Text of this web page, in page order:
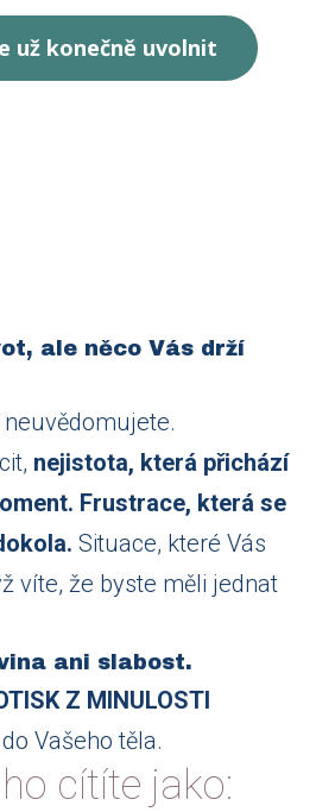
už konečně uvolnit
ale něco Vás drží
nejistota, která přichází
Frustrace, která se
Situace, které Vás
víte, že byste měli jednat
ani slabost.
Z MINULOSTI
Vašeho těla.
ho cítíte jako: